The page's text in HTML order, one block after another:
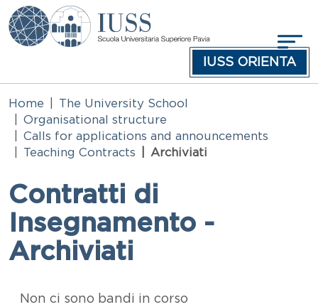
Skip to main content
IUSS ORIENTA
Home
The University School
Organisational structure
Calls for applications and announcements
Teaching Contracts
Archiviati
Contratti di
Insegnamento -
Archiviati
Non ci sono bandi in corso